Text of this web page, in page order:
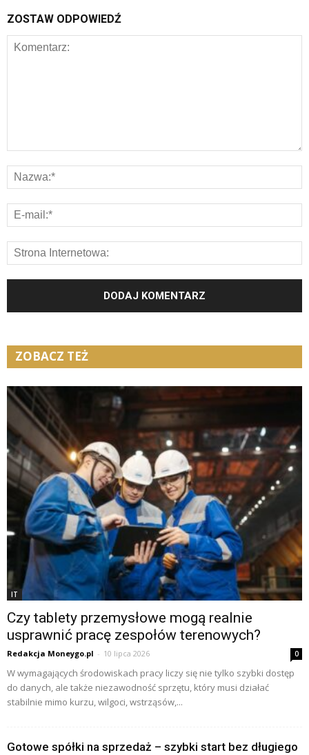
ZOSTAW ODPOWIEDŹ
ZOBACZ TEŻ
IT
Czy tablety przemysłowe mogą realnie
usprawnić pracę zespołów terenowych?
Redakcja Moneygo.pl - 10 lipca 2026 0
W wymagających środowiskach pracy liczy się nie tylko szybki dostęp
do danych, ale także niezawodność sprzętu, który musi działać
stabilnie mimo kurzu, wilgoci, wstrząsów,...
Gotowe spółki na sprzedaż – szybki start bez długiego